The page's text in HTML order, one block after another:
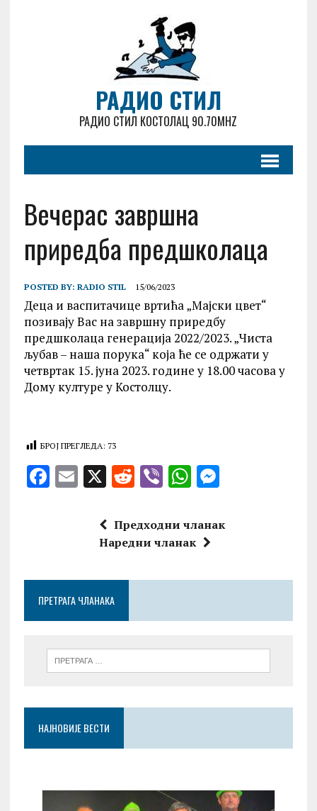
РАДИО СТИЛ
РАДИО СТИЛ КОСТОЛАЦ 90.70MHZ
Вечерас завршна
приредба предшколаца
POSTED BY: RADIO STIL 15/06/2023
Деца и васпитачице вртића „Мајски цвет“
позивају Вас на завршну приредбу
предшколаца генерација 2022/2023. „Чиста
љубав – наша порука“ која ће се одржати у
четвртак 15. јуна 2023. године у 18.00 часова у
Дому културе у Костолцу.
БРОЈ ПРЕГЛЕДА: 73
F
o
k
E X R
d
di
V
er
W
at
s
p
M
se
er
Предходни чланак
Наредни чланак
ПРЕТРАГА ЧЛАНАКА
НАЈНОВИЈЕ ВЕСТИ